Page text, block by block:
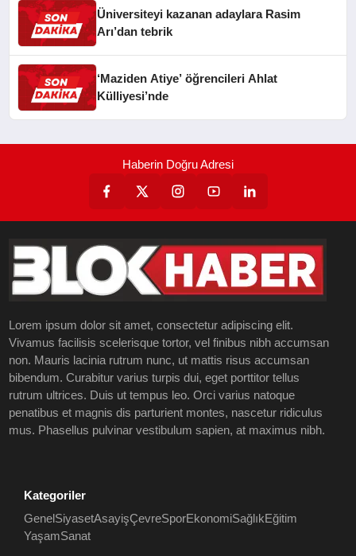
Üniversiteyi kazanan adaylara Rasim
Arı’dan tebrik
‘Maziden Atiye’ öğrencileri Ahlat
Külliyesi’nde
Haberin Doğru Adresi
Lorem ipsum dolor sit amet, consectetur adipiscing elit.
Vivamus facilisis scelerisque tortor, vel finibus nibh accumsan
non. Mauris lacinia rutrum nunc, ut mattis risus accumsan
bibendum. Curabitur varius turpis dui, eget porttitor tellus
rutrum ultrices. Duis ut tempus leo. Orci varius natoque
penatibus et magnis dis parturient montes, nascetur ridiculus
mus. Phasellus pulvinar vestibulum sapien, at maximus nibh.
Kategoriler
Genel SiyasetAsayişÇevreSporEkonomiSağlıkEğitim
YaşamSanat